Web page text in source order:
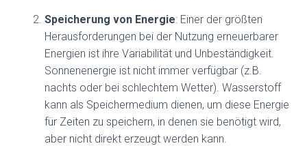
Speicherung von Energie: Einer der größten
Herausforderungen bei der Nutzung erneuerbarer
Energien ist ihre Variabilität und Unbeständigkeit.
Sonnenenergie ist nicht immer verfügbar (z.B.
nachts oder bei schlechtem Wetter). Wasserstoff
kann als Speichermedium dienen, um diese Energie
für Zeiten zu speichern, in denen sie benötigt wird,
aber nicht direkt erzeugt werden kann.